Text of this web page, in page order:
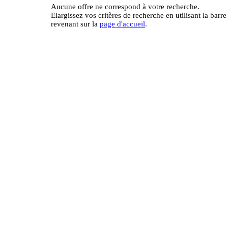
Aucune offre ne correspond à votre recherche.
Elargissez vos critères de recherche en utilisant la
revenant sur la page d'accueil.